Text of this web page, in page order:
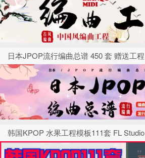
日本JPOP流行编曲总谱 450 套 赠送工程
韩国KPOP 水果工程模板111套 FL Studio